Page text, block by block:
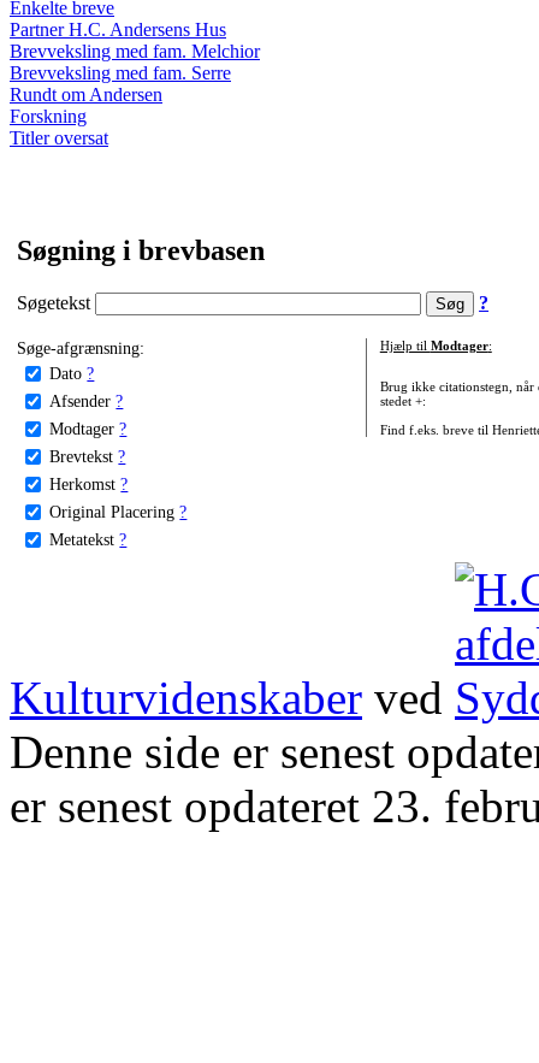
Enkelte breve
Partner H.C. Andersens Hus
Brevveksling med fam. Melchior
Brevveksling med fam. Serre
Rundt om Andersen
Forskning
Titler oversat
Søgning i brevbasen
Søgetekst ?
Søge-afgrænsning:
Dato ?
Afsender ?
Modtager ?
Brevtekst ?
Herkomst ?
Original Placering ?
Metatekst ?
Hjælp til Modtager:
Brug ikke citationstegn, når
stedet +:
Find f.eks. breve til
Kulturvidenskaber ved
Denne side er senest
er senest opdateret 23.